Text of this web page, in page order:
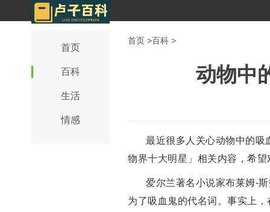
首页
百科
生活
情感
首页 >百科 >
动物中
最近很多人关心动物中的吸
物界十大明星」相关内容，希望
爱尔兰著名小说家布莱姆-
为了吸血鬼的代名词。事实上，